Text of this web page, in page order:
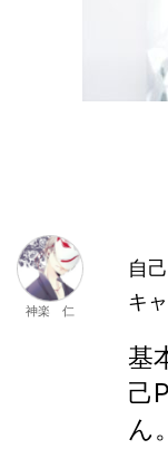
神楽 仁
自
キ
基
己
ん。